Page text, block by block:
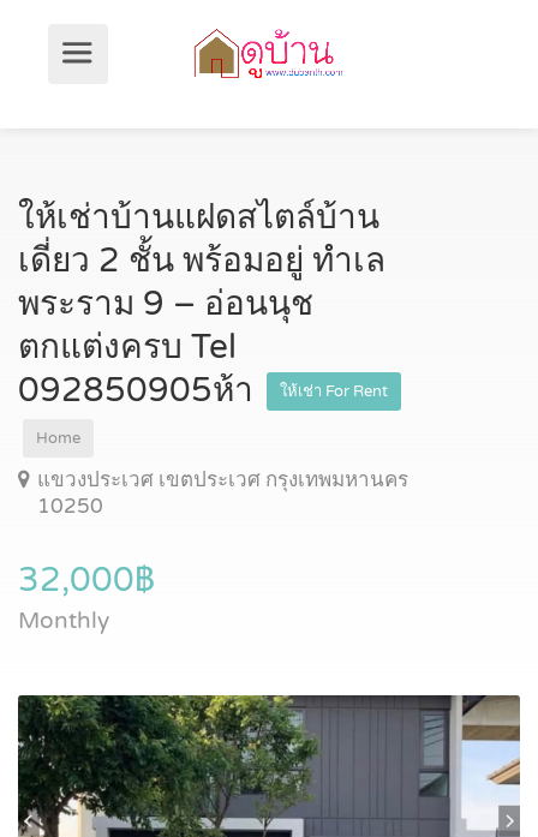
ให้เช่าบ้านแฝดสไตล์บ้าน
เดี่ยว 2 ชั้น พร้อมอยู่ ทำเล
พระราม 9 – อ่อนนุช
ตกแต่งครบ Tel
092850905ห้า
ให้เช่า For Rent
Home
แขวงประเวศ เขตประเวศ กรุงเทพมหานคร
10250
32,000฿
Monthly